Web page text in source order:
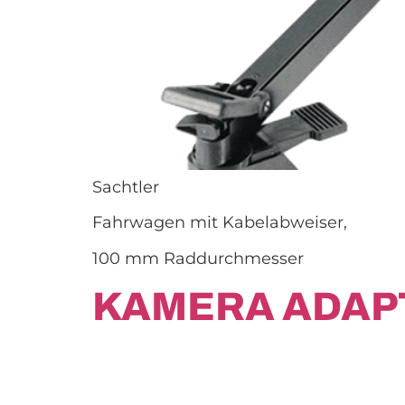
Sachtler
Fahrwagen mit Kabelabweiser,
100 mm Raddurchmesser
KAMERA